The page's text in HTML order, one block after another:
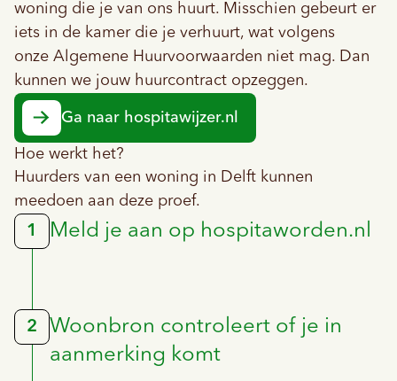
woning die je van ons huurt. Misschien gebeurt er
iets in de kamer die je verhuurt, wat volgens
onze Algemene Huurvoorwaarden niet mag. Dan
kunnen we jouw huurcontract opzeggen.
Ga naar hospitawijzer.nl
Hoe werkt het?
Huurders van een woning in Delft kunnen
meedoen aan deze proef.
1 Meld je aan op hospitaworden.nl
2
Woonbron controleert of je in
aanmerking komt